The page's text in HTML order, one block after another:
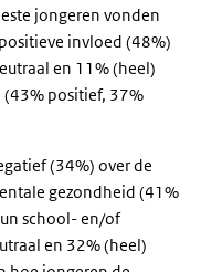
jongeren vonden
invloed (48%)
en 11% (heel)
positief, 37%
(34%) over de
gezondheid (41%
school- en/of
en 32% (heel)